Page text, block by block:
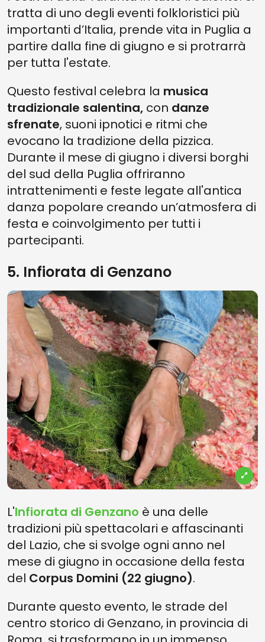
tratta di uno degli eventi folkloristici più
importanti d’Italia, prende vita in Puglia a
partire dalla fine di giugno e si protrarrà
per tutta l'estate.
Questo festival celebra la musica
tradizionale salentina, con danze
sfrenate, suoni ipnotici e ritmi che
evocano la tradizione della pizzica.
Durante il mese di giugno i diversi borghi
del sud della Puglia offriranno
intrattenimenti e feste legate all'antica
danza popolare creando un’atmosfera di
festa e coinvolgimento per tutti i
partecipanti.
5. Infiorata di Genzano
L'Infiorata di Genzano è una delle
tradizioni più spettacolari e affascinanti
del Lazio, che si svolge ogni anno nel
mese di giugno in occasione della festa
del Corpus Domini (22 giugno).
Durante questo evento, le strade del
centro storico di Genzano, in provincia di